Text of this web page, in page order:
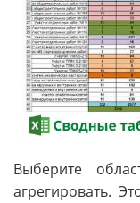
Выберите
агрегировать.